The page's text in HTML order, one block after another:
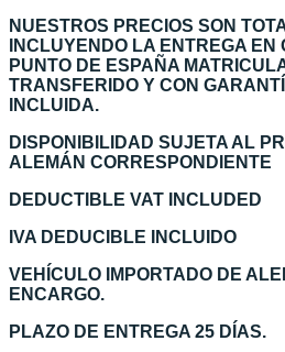
NUESTROS PRECIOS SON
INCLUYENDO LA ENTREGA EN
PUNTO DE ESPAÑA
TRANSFERIDO Y CON
INCLUIDA.
DISPONIBILIDAD SUJETA AL
ALEMÁN CORRESPONDIENTE
DEDUCTIBLE VAT INCLUDED
IVA DEDUCIBLE INCLUIDO
VEHÍCULO IMPORTADO DE
ENCARGO.
PLAZO DE ENTREGA 25 DÍAS.